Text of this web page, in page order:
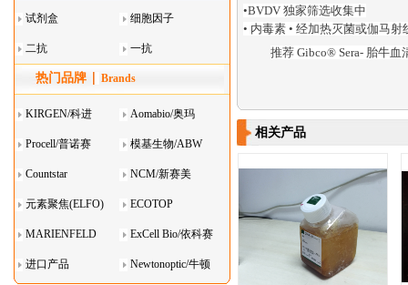
试剂盒 细胞因子
二抗 一抗
热门品牌 Brands
KIRGEN/科进 Aomabio/奥玛
Procell/普诺赛 模基生物/ABW
Countstar NCM/新赛美
元素聚焦(ELFO) ECOTOP
MARIENFELD ExCell Bio/依科赛
进口产品 Newtonoptic/牛顿
•BVDV 独家筛选收集中
• 内毒素 • 经加热灭菌或伽马射
推荐 Gibco® Sera- 胎牛血
相关产品